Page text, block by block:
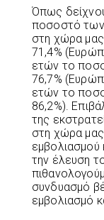
Όπως
ποσοστό
στη χώρα
71,4%
ετών το
76,7%
ετών το
86,2%).
της
στη χώρα μας
εμβολιασμού
την έλευση
συνδυασμό
εμβολιασμό